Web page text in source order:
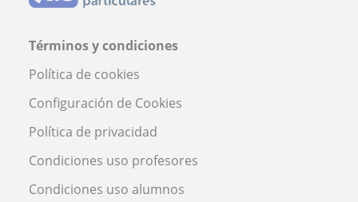
Términos y condiciones
Política de cookies
Configuración de Cookies
Política de privacidad
Condiciones uso profesores
Condiciones uso alumnos